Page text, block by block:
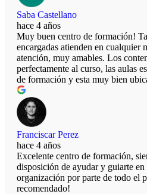
Saba Castellano
hace 4 años
Muy buen centro de formación!
encargadas atienden en cualquier
atención, muy amables. Los
perfectamente al curso, las aulas
de formación y esta muy bien
Franciscar Perez
hace 4 años
Excelente centro de formación,
disposición de ayudar y guiarte
organización por parte de todo el
recomendado!